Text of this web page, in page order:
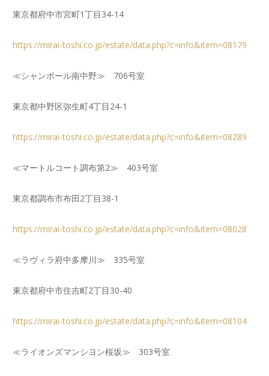
東京都府中市宮町1丁目34-14
https://mirai-toshi.co.jp/estate/data.php?c=info&item=08179
≪シャンポール南中野≫ 706号室
東京都中野区弥生町4丁目24-1
https://mirai-toshi.co.jp/estate/data.php?c=info&item=08289
≪マートルコート調布第2≫ 403号室
東京都調布市布田2丁目38-1
https://mirai-toshi.co.jp/estate/data.php?c=info&item=08028
≪ラヴィラ府中多摩川≫ 335号室
東京都府中市住吉町2丁目30-40
https://mirai-toshi.co.jp/estate/data.php?c=info&item=08104
≪ライオンズマンシヨン桜坂≫ 303号室